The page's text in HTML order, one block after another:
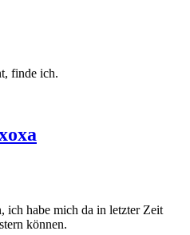
finde ich.
ich habe mich da in letzter Zeit
können.